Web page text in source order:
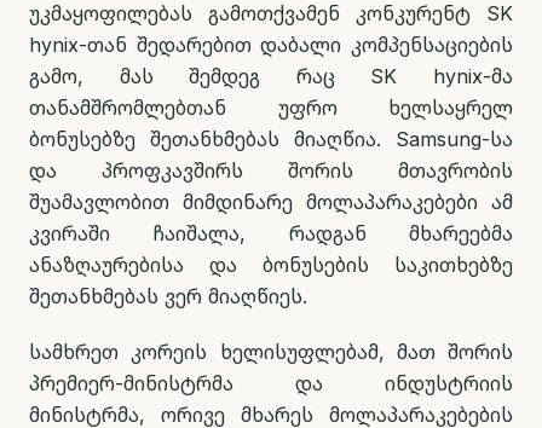
უკმაყოფილებას გამოთქვამენ კონკურენტ SK
hynix-თან შედარებით დაბალი კომპენსაციების
გამო, მას შემდეგ რაც SK hynix-მა
თანამშრომლებთან უფრო ხელსაყრელ
ბონუსებზე შეთანხმებას მიაღწია. Samsung-სა
და პროფკავშირს შორის მთავრობის
შუამავლობით მიმდინარე მოლაპარაკებები ამ
კვირაში ჩაიშალა, რადგან მხარეებმა
ანაზღაურებისა და ბონუსების საკითხებზე
შეთანხმებას ვერ მიაღწიეს.
სამხრეთ კორეის ხელისუფლებამ, მათ შორის
პრემიერ-მინისტრმა და ინდუსტრიის
მინისტრმა, ორივე მხარეს მოლაპარაკებების